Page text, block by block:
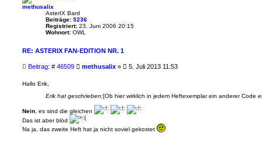
methusalix
AsterIX Bard
Beiträge: 5236
Registriert: 23. Juni 2006 20:15
Wohnort: OWL
RE: ASTERIX FAN-EDITION NR. 1
Beitrag: # 46509B
r
g
methusalix » 5. Juli 2013 11:53
Hallo Erik,
Erik hat geschrieben:[Ob hier wirklich in jedem Heftexemplar ein anderer Code
Nein , es sind die gleichen
Das ist aber blöd
Na ja, das zweite Heft hat ja nicht soviel gekostet